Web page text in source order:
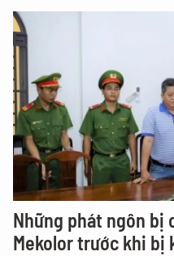
Những phát ngôn bị
Mekolor trước khi bị